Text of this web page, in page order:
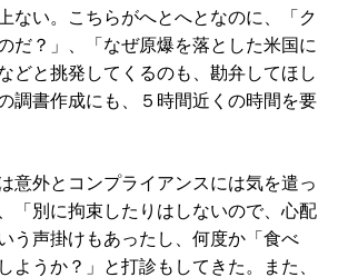
ない。こちらがへとへとなのに、「ク
だ？」、「なぜ原爆を落とした米国に
どと挑発してくるのも、勘弁してほし
調書作成にも、５時間近くの時間を要
意外とコンプライアンスには気を遣っ
「別に拘束したりはしないので、心配
う声掛けもあったし、何度か「食べ
ようか？」と打診もしてきた。また、